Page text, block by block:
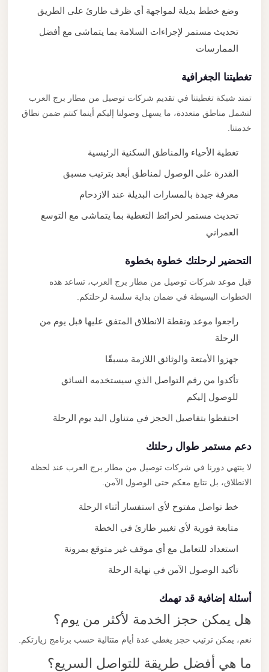
وضع خطط بديلة لمواجهة أي ظرف طارئ على الطريق
تحديث مستمر لإجراءات السلامة بما يتماشى مع أفضل
الممارسات
تغطيتنا الجغرافية
تمتد شبكة تغطيتنا في تقديم شركات توصيل من مطار برج العرب
لتشمل مناطق متعددة، ما يسهل وصولنا إليكم أينما كنتم ضمن نطاق
خدمتنا.
تغطية الأحياء والمناطق السكنية الرئيسية
القدرة على الوصول لمناطق أبعد بترتيب مسبق
معرفة جيدة بالمسارات البديلة عند الازدحام
تحديث مستمر لخرائط التغطية بما يتماشى مع التوسع
العمراني
التحضير لرحلتك خطوة بخطوة
قبل موعد شركات توصيل من مطار برج العرب، تساعد هذه
الخطوات البسيطة في ضمان بداية سلسة لرحلتكم.
راجعوا موعد ونقطة الانطلاق المتفق عليها قبل يوم من
الرحلة
جهزوا الأمتعة والوثائق اللازمة مسبقًا
تأكدوا من رقم التواصل الذي سيستخدمه السائق
للوصول إليكم
احتفظوا بتفاصيل الحجز في متناول اليد يوم الرحلة
دعم مستمر طوال رحلتك
لا ينتهي دورنا في شركات توصيل من مطار برج العرب عند لحظة
الانطلاق، بل نتابع معكم حتى الوصول الآمن.
خط تواصل مفتوح لأي استفسار أثناء الرحلة
متابعة فورية لأي تغيير طارئ في الخطة
استعداد للتعامل مع أي موقف غير متوقع بمرونة
تأكيد الوصول الآمن في نهاية الرحلة
أسئلة إضافية قد تهمك
هل يمكن حجز الخدمة لأكثر من يوم؟
نعم، يمكن ترتيب حجز يغطي عدة أيام متتالية حسب برنامج زيارتكم.
ما هي أفضل طريقة للتواصل السريع؟